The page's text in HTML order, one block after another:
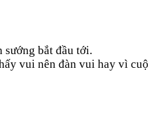
sướng bắt đầu tới.
vui nên đàn vui hay vì